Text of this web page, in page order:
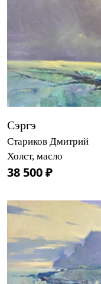
Сэргэ
Стариков Дмитрий
Холст, масло
38 500 ₽